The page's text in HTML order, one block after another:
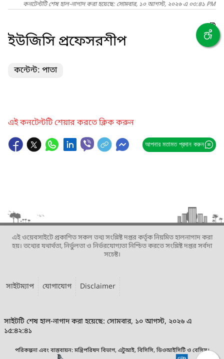
কনটেন্টটি শেষ হাল-নাগাদ করা হয়েছে: সোমবার, ১০ আগস্ট, ২০২৬ এ ০৩:৪১ PM
ইউজিসি প্রফেসরশীপ
কন্টেন্ট: পাতা
এই কনটেন্টটি শেয়ার করতে ক্লিক করুন
আপনার মতামত প্রদান করুন
এই ওয়েবসাইটে প্রকাশিত সকল তথ্য সংশ্লিষ্ট দপ্তর কর্তৃক নিয়মিত হালনাগাদ করা
হয়। তথ্যের যথার্থতা, নির্ভুলতা ও নির্ভরযোগ্যতা নিশ্চিত করতে সংশ্লিষ্ট দপ্তর সর্বদা
সচেষ্ট।
সাইটম্যাপ যোগাযোগ Disclaimer
সাইটটি শেষ হাল-নাগাদ করা হয়েছে: সোমবার, ১০ আগস্ট, ২০২৬ এ
১৫:৪২:৪১
পরিকল্পনা এবং বাস্তবায়ন: মন্ত্রিপরিষদ বিভাগ, এটুআই, বিসিসি, ডিওআইসিটি ও বেসিস।